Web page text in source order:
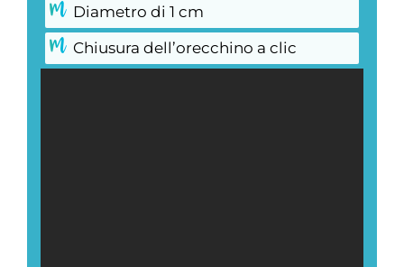
Diametro di 1 cm
Chiusura dell’orecchino a clic